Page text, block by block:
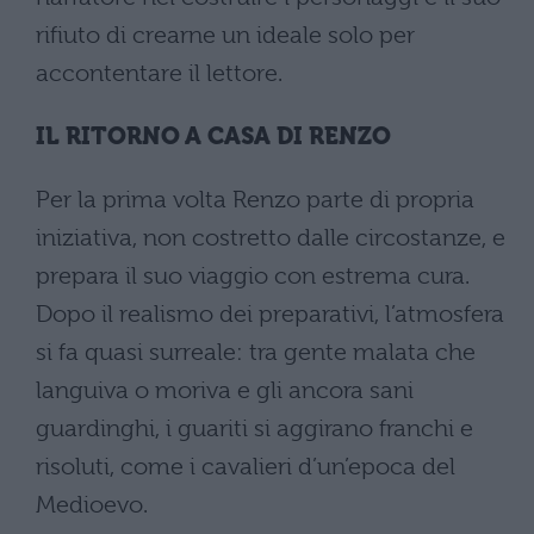
rifiuto di crearne un ideale solo per
accontentare il lettore.
IL RITORNO A CASA DI RENZO
Per la prima volta Renzo parte di propria
iniziativa, non costretto dalle circostanze, e
prepara il suo viaggio con estrema cura.
Dopo il realismo dei preparativi, l’atmosfera
si fa quasi surreale: tra gente malata che
languiva o moriva e gli ancora sani
guardinghi, i guariti si aggirano franchi e
risoluti, come i cavalieri d’un’epoca del
Medioevo.